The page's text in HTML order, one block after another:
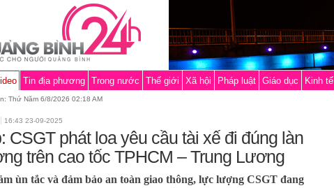
Tin địa phương Trong nước Thế giới Xã hội Pháp luật Giáo dục Kinh tế
Thứ Năm 6/8/2026 02:18 AM
16:43 23-09-2025
CSGT phát loa yêu cầu tài xế đi đúng làn
trên cao tốc TPHCM – Trung Lương
ùn tắc và đảm bảo an toàn giao thông, lực lượng CSGT đang